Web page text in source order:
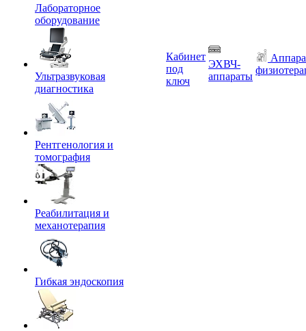
Лабораторное
оборудование
Ультразвуковая
диагностика
Рентгенология и
томография
Реабилитация и
механотерапия
Гибкая эндоскопия
Кабинет
под
ключ
ЭХВЧ-
аппараты